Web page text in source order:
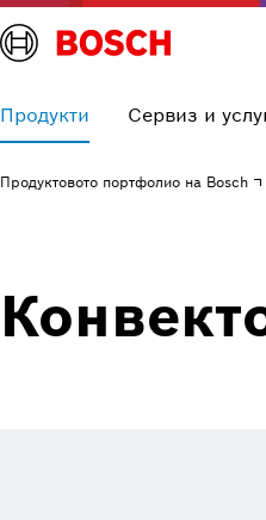
Продукти Сервиз и
Продуктовото портфолио на Bosch